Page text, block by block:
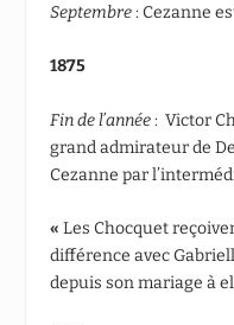
Septembre: Cezanne
1875
Fin de l’année: Victor
grand admirateur de
Cezanne par
«Les Chocquet
différence avec
depuis son mariage à